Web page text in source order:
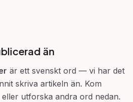
än
är ett svenskt ord — vi har det
skriva artikeln än. Kom
utforska andra ord nedan.